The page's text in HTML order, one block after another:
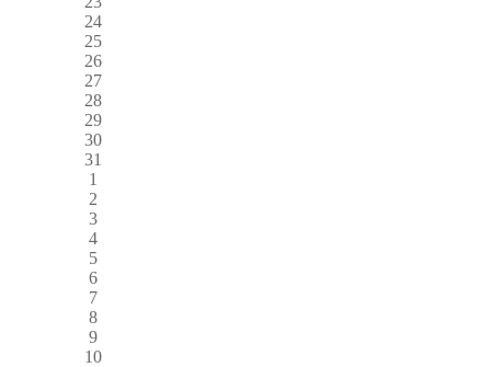
24
25
26
27
28
29
30
31
1
2
3
4
5
6
7
8
9
10